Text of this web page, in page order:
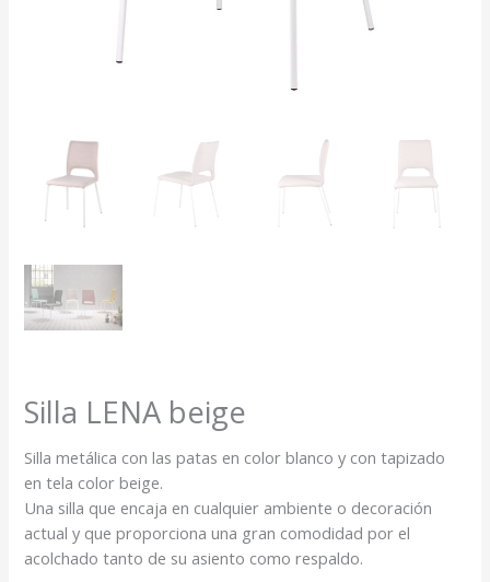
Silla LENA beige
Silla metálica con las patas en color blanco y con tapizado
en tela color beige.
Una silla que encaja en cualquier ambiente o decoración
actual y que proporciona una gran comodidad por el
acolchado tanto de su asiento como respaldo.